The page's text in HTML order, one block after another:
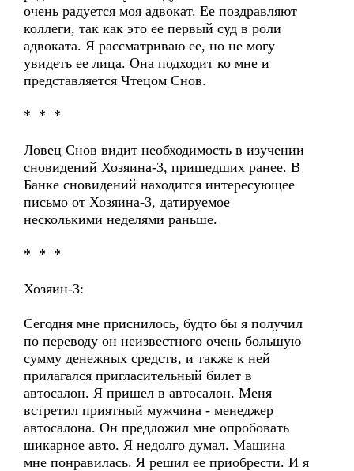
очень радуется моя адвокат. Ее поздравляют
коллеги, так как это ее первый суд в роли
адвоката. Я рассматриваю ее, но не могу
увидеть ее лица. Она подходит ко мне и
представляется Чтецом Снов.
* * *
Ловец Снов видит необходимость в изучении
сновидений Хозяина-3, пришедших ранее. В
Банке сновидений находится интересующее
письмо от Хозяина-3, датируемое
несколькими неделями раньше.
* * *
Хозяин-3:
Сегодня мне приснилось, будто бы я получил
по переводу он неизвестного очень большую
сумму денежных средств, и также к ней
прилагался пригласительный билет в
автосалон. Я пришел в автосалон. Меня
встретил приятный мужчина - менеджер
автосалона. Он предложил мне опробовать
шикарное авто. Я недолго думал. Машина
мне понравилась. Я решил ее приобрести. И я